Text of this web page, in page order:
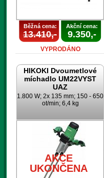
Běžná cena:
13.410,-
Akční cena:
9.350,-
VYPRODÁNO
HIKOKI Dvoumetlové
míchadlo UM22VYST
UAZ
1.800 W; 2x 135 mm; 150 - 650
ot/min; 6,4 kg
AKCE
UKONČENA